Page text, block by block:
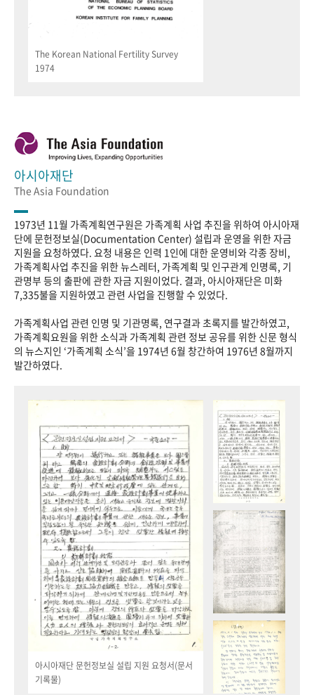
The Korean National Fertility Survey
1974
아시아재단
The Asia Foundation
1973년 11월 가족계획연구원은 가족계획 사업 추진을 위하여 아시아재
단에 문헌정보실(Documentation Center) 설립과 운영을 위한 자금
지원을 요청하였다. 요청 내용은 인력 1인에 대한 운영비와 각종 장비,
가족계획사업 추진을 위한 뉴스레터, 가족계획 및 인구관계 인명록, 기
관명부 등의 출판에 관한 자금 지원이었다. 결과, 아시아재단은 미화
7,335불을 지원하였고 관련 사업을 진행할 수 있었다.
가족계획사업 관련 인명 및 기관명록, 연구결과 초록지를 발간하였고,
가족계획요원을 위한 소식과 가족계획 관련 정보 공유를 위한 신문 형식
의 뉴스지인 ‘가족계획 소식’을 1974년 6월 창간하여 1976년 8월까지
발간하였다.
아시아재단 문헌정보실 설립 지원 요청서(문서
기록물)